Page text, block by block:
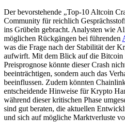
Der bevorstehende „Top-10 Altcoin
Community für reichlich
ins Grübeln gebracht. Analysten wie
möglichen Rückgängen bei führenden
was die Frage nach der Stabilität der
aufwirft. Mit dem Blick auf die Bitcoin
Preisprognose könnte dieser Crash
beeinträchtigen, sondern auch das
beeinflussen. Zudem könnten
entscheidende Hinweise für Krypto
während dieser kritischen Phase
sind gut beraten, die aktuellen
und sich auf mögliche Marktverluste